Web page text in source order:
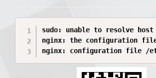
sudo: unable to resolve host
nginx: the configuration